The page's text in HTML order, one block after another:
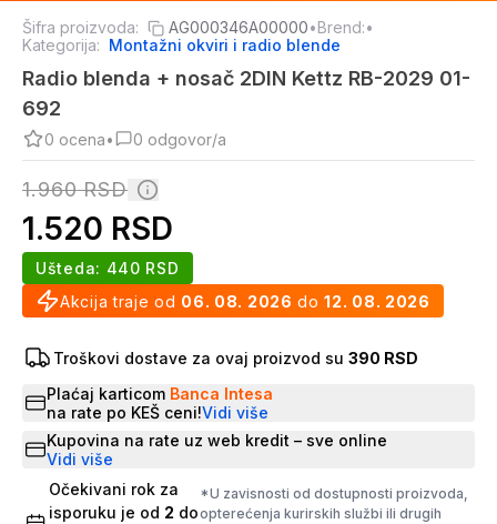
Šifra proizvoda: AG000346A00000•Brend:•
Kategorija: Montažni okviri i radio blende
Radio blenda + nosač 2DIN Kettz RB-2029 01-
692
0 ocena• 0 odgovor/a
1.960RSD
1.520 RSD
Akcija traje od 06. 08. 2026 do 12. 08. 2026
Ušteda: 440 RSD
Troškovi dostave za ovaj proizvod su 390 RSD
Plaćaj karticom Banca Intesa
na rate po KEŠ ceni!Vidi više
Kupovina na rate uz web kredit – sve online
Vidi više
Očekivani rok za
isporuku je od 2 do
*U zavisnosti od dostupnosti proizvoda,
opterećenja kurirskih službi ili drugih